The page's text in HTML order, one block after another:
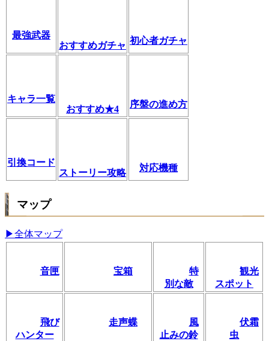
最強武器
おすすめガチャ 初心者ガチャ
キャラ一覧
おすすめ★4
序盤の進め方
引換コード
ストーリー攻略
対応機種
マップ
▶全体マップ
音匣 宝箱
特
別な敵
観光
スポット
飛び
ハンター
走声蝶
風
止みの鈴
伏霜
虫